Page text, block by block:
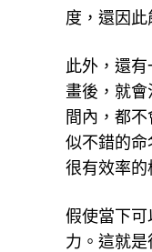
度，還因
此外，還
畫後，就
間內，都
似不錯的
很有效率的
假使當下
力。這就